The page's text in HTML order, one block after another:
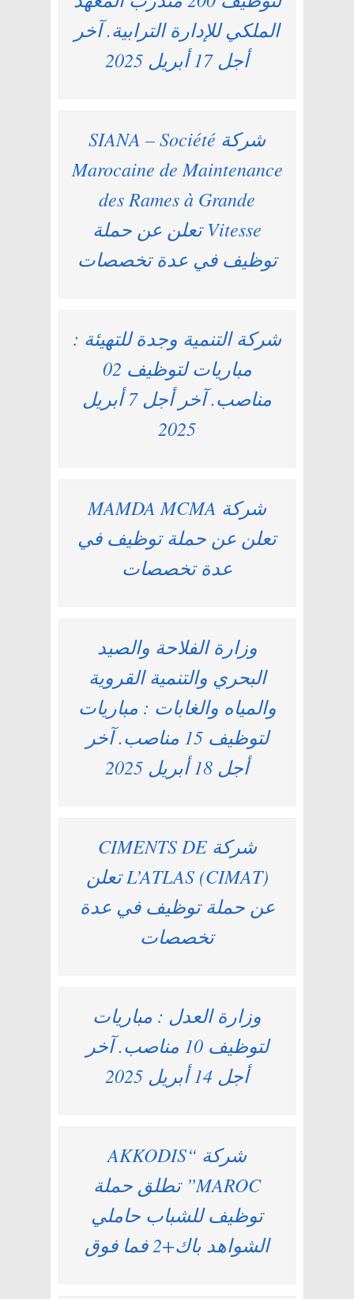
الملكي للإدارة الترابية. آخر
أجل 17 أبريل 2025
شركة SIANA – Société
Marocaine de Maintenance
des Rames à Grande
Vitesse تعلن عن حملة
توظيف في عدة تخصصات
شركة التنمية وجدة للتهيئة :
مباريات لتوظيف 02
مناصب. آخر أجل 7 أبريل
2025
شركة MAMDA MCMA
تعلن عن حملة توظيف في
عدة تخصصات
وزارة الفلاحة والصيد
البحري والتنمية القروية
والمياه والغابات : مباريات
لتوظيف 15 مناصب. آخر
أجل 18 أبريل 2025
شركة CIMENTS DE
L’ATLAS (CIMAT) تعلن
عن حملة توظيف في عدة
تخصصات
وزارة العدل : مباريات
لتوظيف 10 مناصب. آخر
أجل 14 أبريل 2025
شركة “AKKODIS
MAROC” تطلق حملة
توظيف للشباب حاملي
الشواهد باك+2 فما فوق